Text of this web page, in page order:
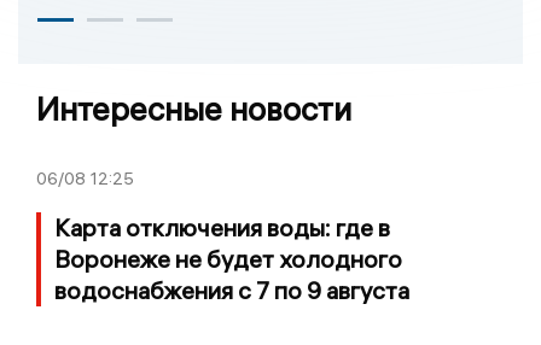
Интересные новости
06/08 12:25
Карта отключения воды: где в
Воронеже не будет холодного
водоснабжения с 7 по 9 августа